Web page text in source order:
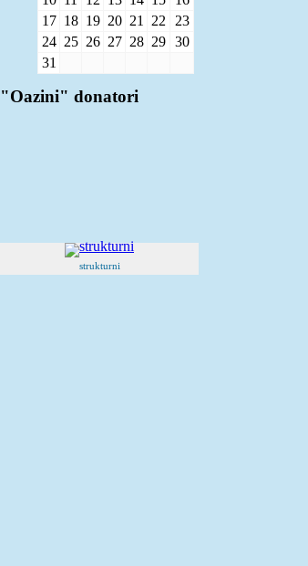
17 18 19 20 21 22
23
24 25 26 27 28 29 30
31
"Oazini" donatori
strukturni